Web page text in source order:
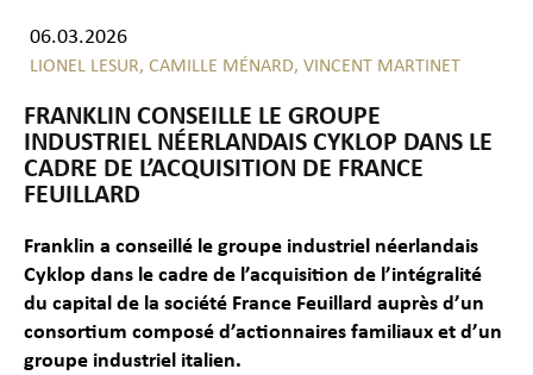
06.03.2026
LIONEL LESUR, CAMILLE MÉNARD, VINCENT MARTINET
FRANKLIN CONSEILLE LE GROUPE
INDUSTRIEL NÉERLANDAIS CYKLOP DANS LE
CADRE DE L’ACQUISITION DE FRANCE
FEUILLARD
Franklin a conseillé le groupe industriel néerlandais
Cyklop dans le cadre de l’acquisition de l’intégralité
du capital de la société France Feuillard auprès d’un
consortium composé d’actionnaires familiaux et d’un
groupe industriel italien.